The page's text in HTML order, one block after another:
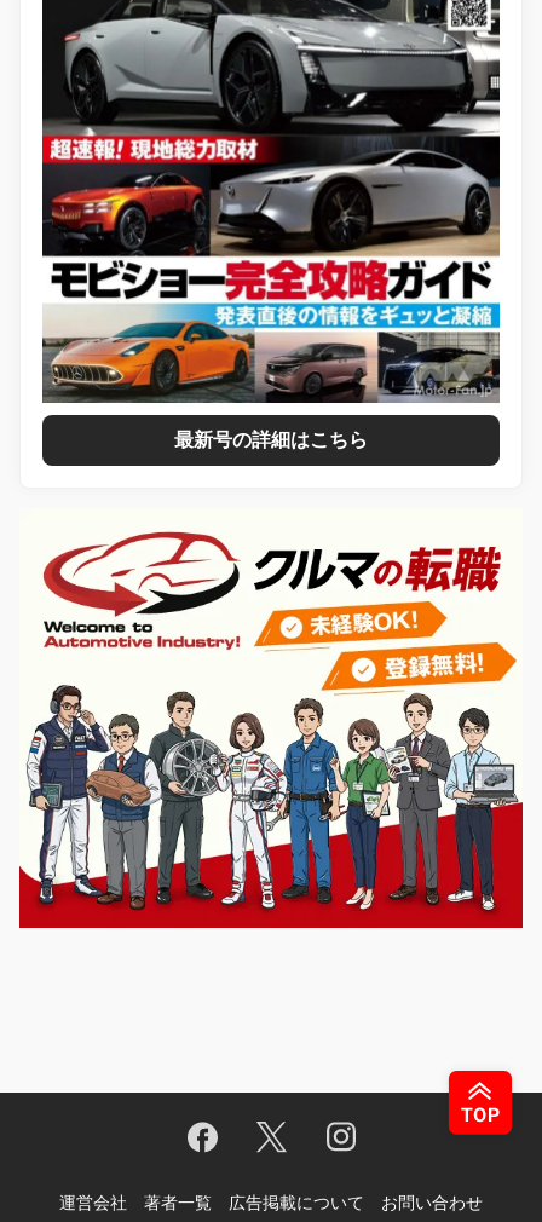
最新号の詳細はこちら
運営会社 著者一覧 広告掲載について お問い合わせ